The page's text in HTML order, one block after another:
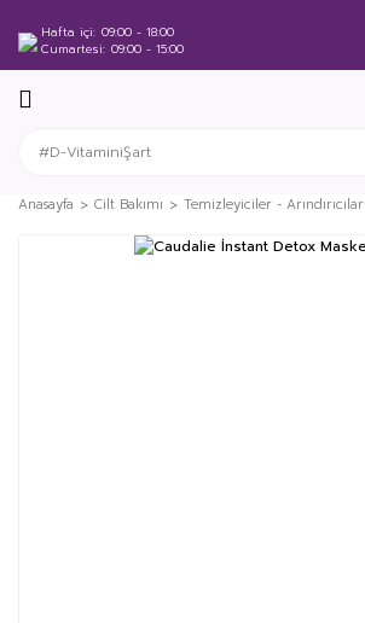
Hafta içi 09:00 - 18:00
Cumartesi 09:00 - 15:00
Anasayfa Cilt Bakımı Temizleyiciler - Arındırıcılar